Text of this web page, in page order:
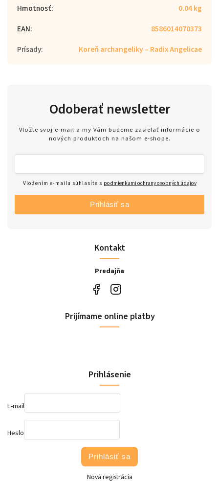
Hmotnosť:
0.04 kg
EAN:
8586014070373
Prísady: Koreň archangeliky – Radix Angelicae
Kontakt
Predajňa
Odoberať newsletter
Vložte svoj e-mail a my Vám budeme zasielať informácie o
nových produktoch na našom e-shope.
Vložením e-mailu súhlasíte s podmienkami ochrany osobných údajov
Prihlásiť sa
Prijímame online platby
Prihlásenie
E-mail
Heslo
Prihlásiť sa
Nová registrácia